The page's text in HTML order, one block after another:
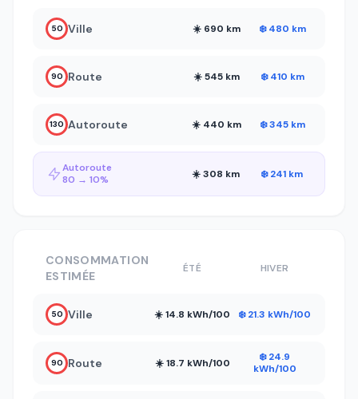
50 Ville ☀️ 690 km ❄️ 480 km
90 Route ☀️ 545 km ❄️ 410 km
130 Autoroute ☀️ 440 km ❄️ 345 km
Autoroute
80 → 10%
☀️ 308 km ❄️ 241 km
CONSOMMATION
ESTIMÉE
ÉTÉ HIVER
50 Ville ☀️ 14.8 kWh/100 ❄️ 21.3 kWh/100
90 Route ☀️ 18.7 kWh/100
❄️ 24.9
kWh/100